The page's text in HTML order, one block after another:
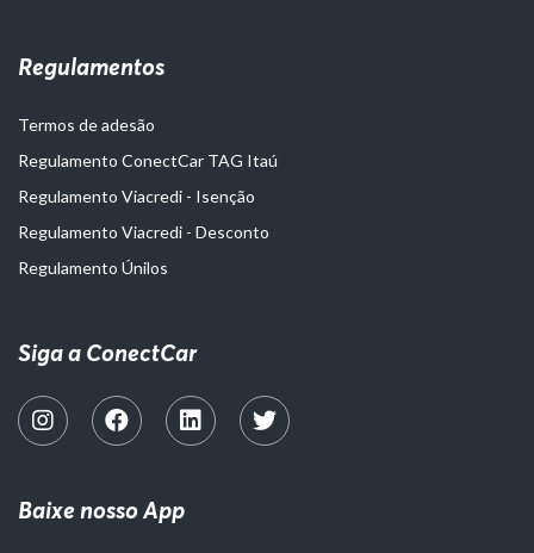
Regulamentos
Termos de adesão
Regulamento ConectCar TAG Itaú
Regulamento Viacredi - Isenção
Regulamento Viacredi - Desconto
Regulamento Únilos
Siga a ConectCar
Baixe nosso App